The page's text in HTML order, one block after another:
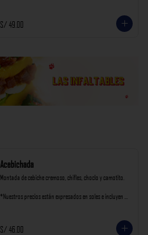
S/ 49.00
Acebichada
Montada de cebiche cremoso, chifles, choclo y camotito.
*Nuestros precios están expresados en soles e incluyen
S/ 46.00